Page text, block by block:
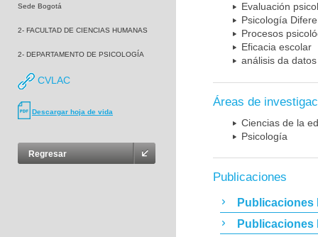
Sede Bogotá
2- FACULTAD DE CIENCIAS HUMANAS
2- DEPARTAMENTO DE PSICOLOGÍA
CVLAC
Descargar hoja de vida
Regresar
Evaluación
Psicología
Procesos
Eficacia escolar
análisis da
Áreas de
Ciencias de la
Psicología
Publicaciones
Publicaciones
Publicaciones